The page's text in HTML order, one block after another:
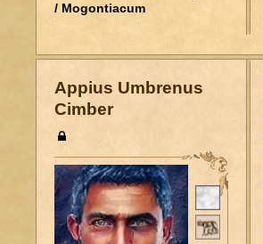
/ Mogontiacum
Appius Umbrenus
Cimber
Pers. Status
Stand